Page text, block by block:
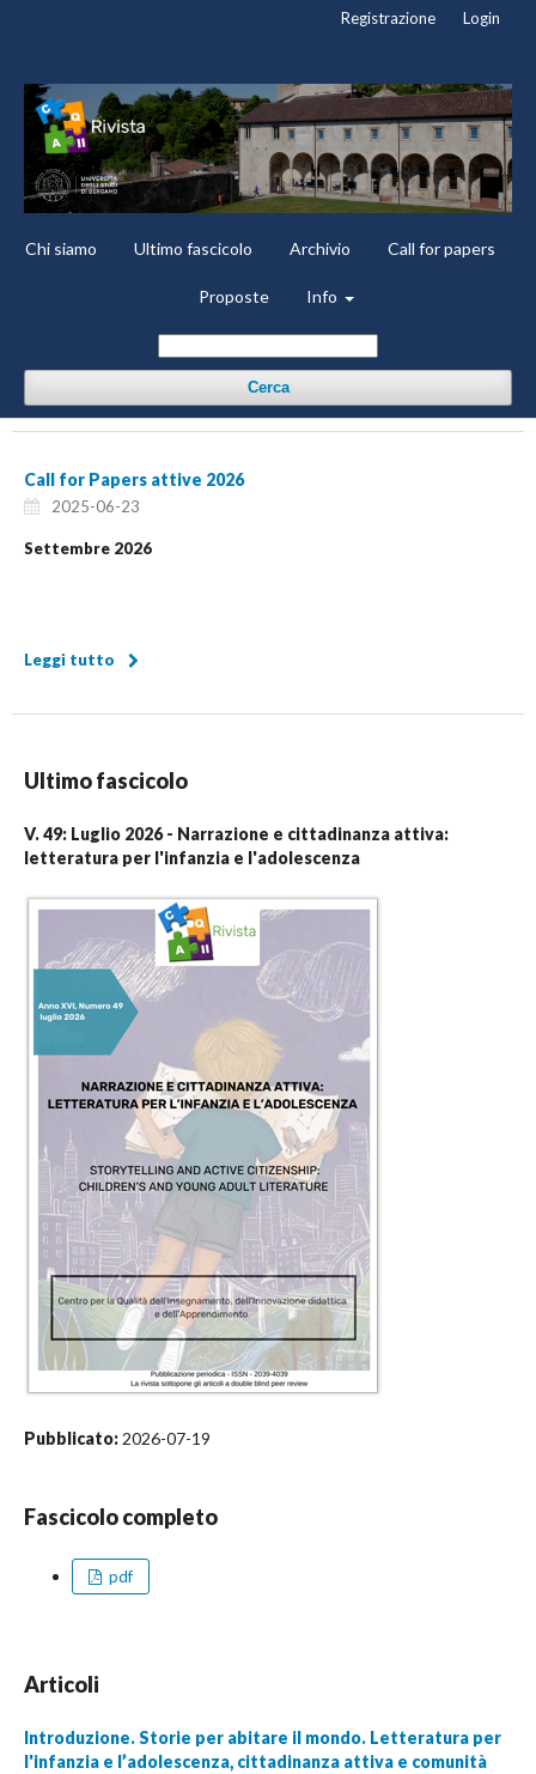
Chi siamo Ultimo fascicolo Archivio Call for papers
Proposte Info
Cerca
Registrazione Login
Call for Papers attive 2026
2025-06-23
Settembre 2026
Leggi tutto
Ultimo fascicolo
V. 49: Luglio 2026 - Narrazione e cittadinanza attiva:
letteratura per l'infanzia e l'adolescenza
Pubblicato: 2026-07-19
Fascicolo completo
pdf
Articoli
Introduzione. Storie per abitare il mondo. Letteratura per
l'infanzia e l’adolescenza, cittadinanza attiva e comunità